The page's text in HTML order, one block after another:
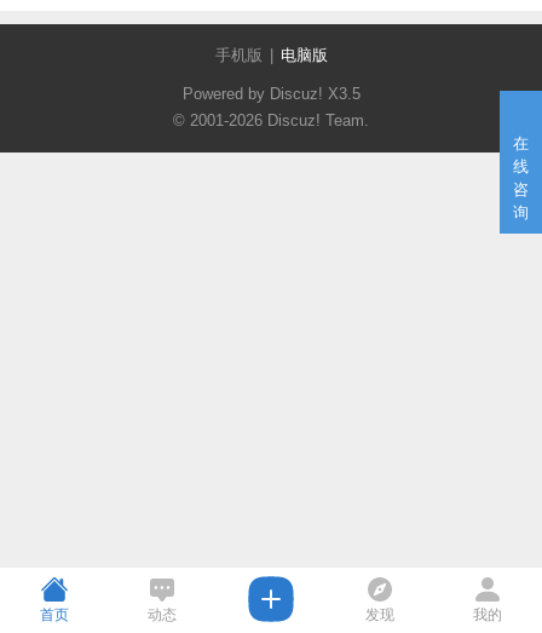
在
线
咨
询
手机版 电脑版
Powered by Discuz! X3.5
© 2001-2026 Discuz! Team.
首页 动态 发现 我的